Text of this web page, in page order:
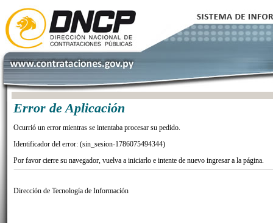
Error de Aplicación
Ocurrió un error mientras se intentaba procesar su pedido.
Identificador del error: (sin_sesion-1786075494344)
Por favor cierre su navegador, vuelva a iniciarlo e intente de nuevo ingresar a la página.
Dirección de Tecnología de Información